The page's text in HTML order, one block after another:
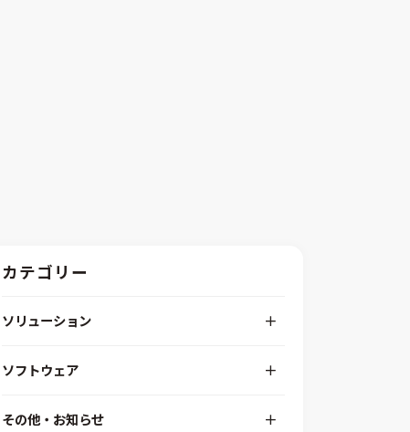
カテゴリー
ソリューション
組込みソフトウェア開発プラットフォーム
ソフトウェア
その他・お知らせ